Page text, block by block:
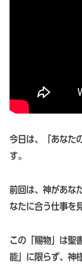
今日は、「あなた
す。
前回は、神があな
なたに合う仕事を
この「賜物」は聖
能」に限らず、神